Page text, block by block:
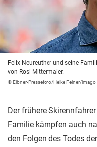
Felix Neureuther und seine
von Rosi Mittermaier.
© Eibner-Pressefoto/Heike Feiner/imago
Der frühere Skirennfahrer
Familie kämpfen auch
den Folgen des Todes